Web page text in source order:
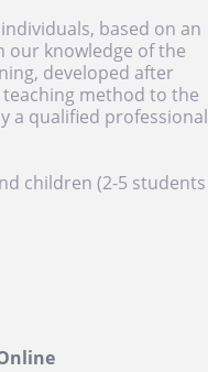
based on an
our knowledge of the
developed after
method to the
a qualified professional
children (2-5 students